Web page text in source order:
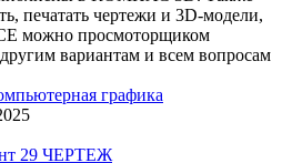
печатать чертежи и 3D-модели,
можно просмоторщиком
вариантам и всем вопросам
графика